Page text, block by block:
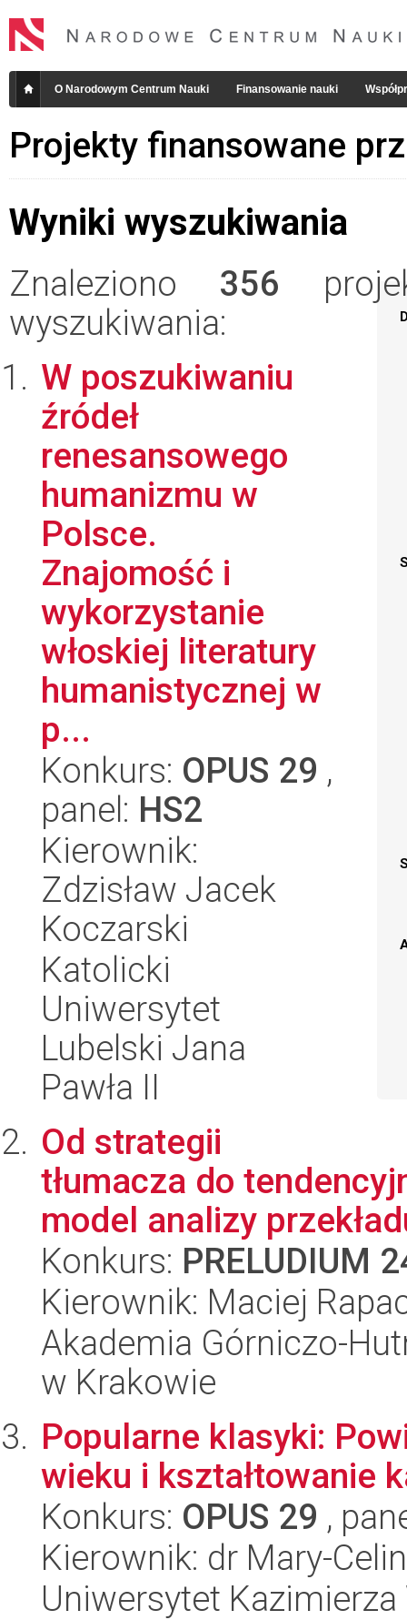
O Narodowym Centrum Nauki Finansowanie nauki
Projekty finansowane
Wyniki wyszukiwania
Znaleziono 356
wyszukiwania:
W poszukiwaniu
źródeł
renesansowego
humanizmu w
Polsce.
Znajomość i
wykorzystanie
włoskiej literatury
humanistycznej w
p...
Konkurs: OPUS 29 ,
panel: HS2
Kierownik:
Zdzisław Jacek
Koczarski
Katolicki
Uniwersytet
Lubelski Jana
Pawła II
Od strategii
tłumacza do
model analizy
Konkurs: PRELUDIUM
Kierownik: Maciej
Akademia Górniczo-
w Krakowie
Popularne klasyki:
wieku i kształtowanie
Konkurs: OPUS 29 ,
Kierownik: dr Mary-
Uniwersytet